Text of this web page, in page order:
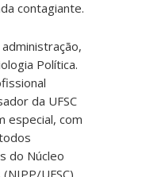
contagiante.
Política.
da UFSC
especial, com
do Núcleo
UFSC)